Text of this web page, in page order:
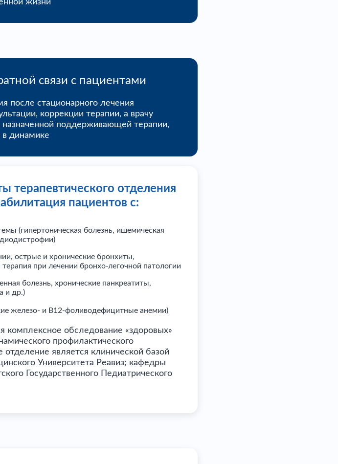
жизни
связи с пациентами
после стационарного лечения
коррекции терапии, а врачу
назначенной поддерживающей терапии,
динамике
терапевтического отделения
пациентов с:
(гипертоническая болезнь, ишемическая
острые и хронические бронхиты,
при лечении бронхо-легочной патологии
болезнь, хронические панкреатиты,
и др.)
железо- и В12-фоливодефицитные анемии)
комплексное обследование «здоровых»
профилактического
является клинической базой
Университета Реавиз; кафедры
Государственного Педиатрического